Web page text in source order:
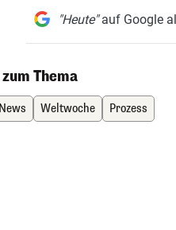
"Heute"auf Google
Thema
Weltwoche Prozess